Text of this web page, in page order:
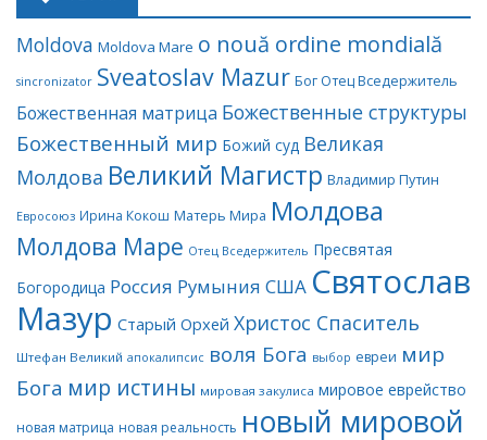
Moldova Moldova Mare o nouă ordine mondială
sincronizator Sveatoslav Mazur Бог Отец Вседержитель
Божественная матрица Божественные структуры
Божественный мир Божий суд Великая
Молдова Великий Магистр Владимир Путин
Евросоюз Ирина Кокош Матерь Мира Молдова
Молдова Маре Отец Вседержитель Пресвятая
Богородица Россия Румыния США Святослав
Мазур Старый Орхей Христос Спаситель
Штефан Великий апокалипсис воля Бога выбор евреи мир
Бога мир истины мировая закулиса мировое еврейство
новая матрица новая реальность новый мировой